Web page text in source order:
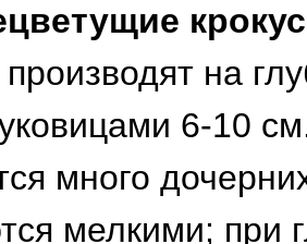
на
6-10
много
мелкими; при